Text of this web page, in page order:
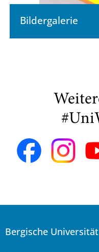
Bildergalerie
Bergische